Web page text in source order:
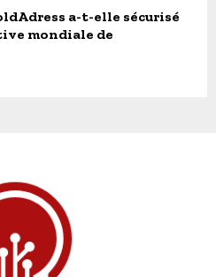
a-t-elle sécurisé
mondiale de